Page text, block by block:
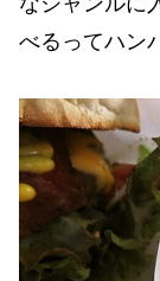
べるってハン